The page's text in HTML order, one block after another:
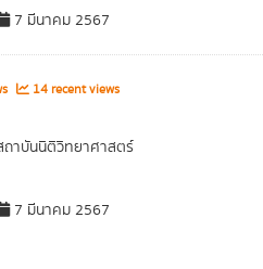
7 มีนาคม 2567
14 recent views
ถาบันนิติวิทยาศาสตร์
7 มีนาคม 2567